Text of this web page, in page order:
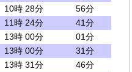
10時 28分
56分
11時 24分
41分
13時 00分
01分
13時 00分
31分
13時 31分
46分